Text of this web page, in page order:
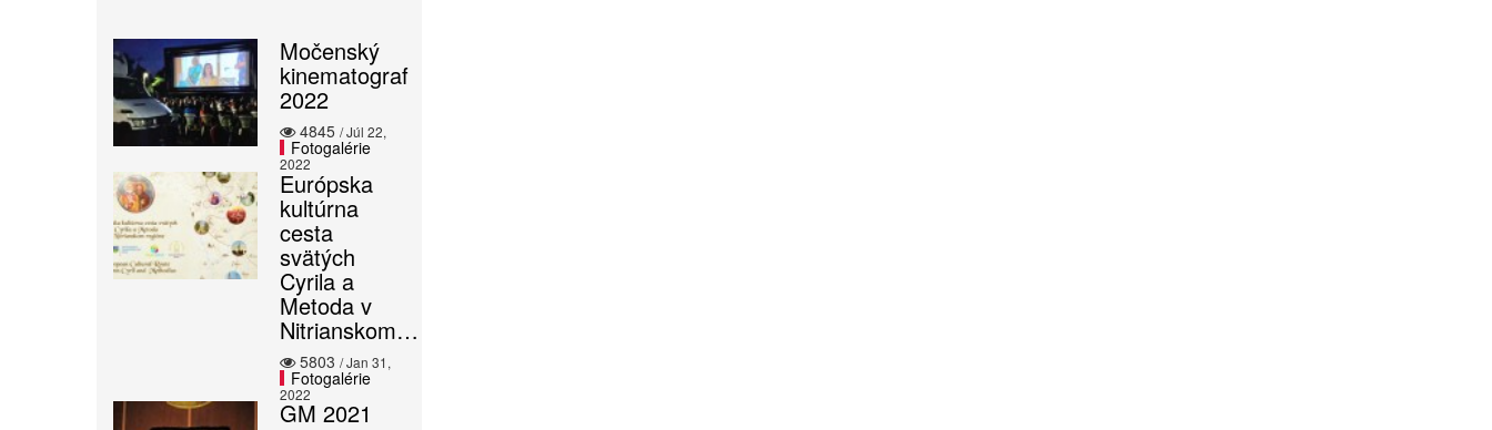
Močenský
kinematograf
2022
4845
Fotogalérie
/ Júl 22,
2022
Európska
kultúrna
cesta
svätých
Cyrila a
Metoda v
Nitrianskom…
5803
Fotogalérie
/ Jan 31,
2022
GM 2021